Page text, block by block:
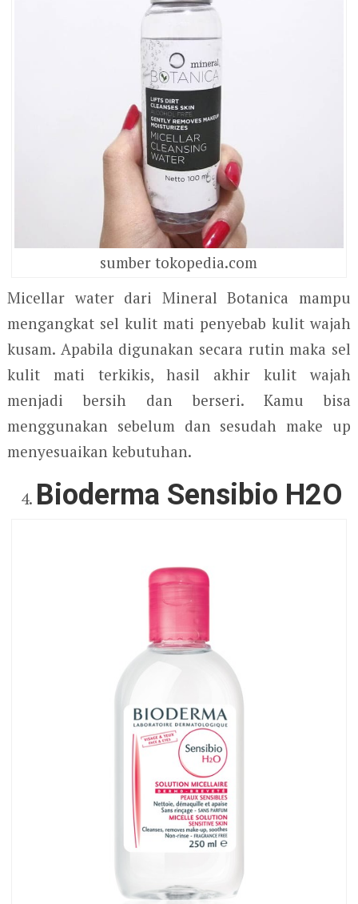
sumber tokopedia.com
Micellar water dari Mineral Botanica mampu
mengangkat sel kulit mati penyebab kulit wajah
kusam. Apabila digunakan secara rutin maka sel
kulit mati terkikis, hasil akhir kulit wajah
menjadi bersih dan berseri. Kamu bisa
menggunakan sebelum dan sesudah make up
menyesuaikan kebutuhan.
Bioderma Sensibio H2O